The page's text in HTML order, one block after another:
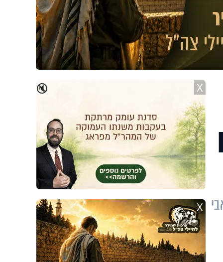
🔇 X
X